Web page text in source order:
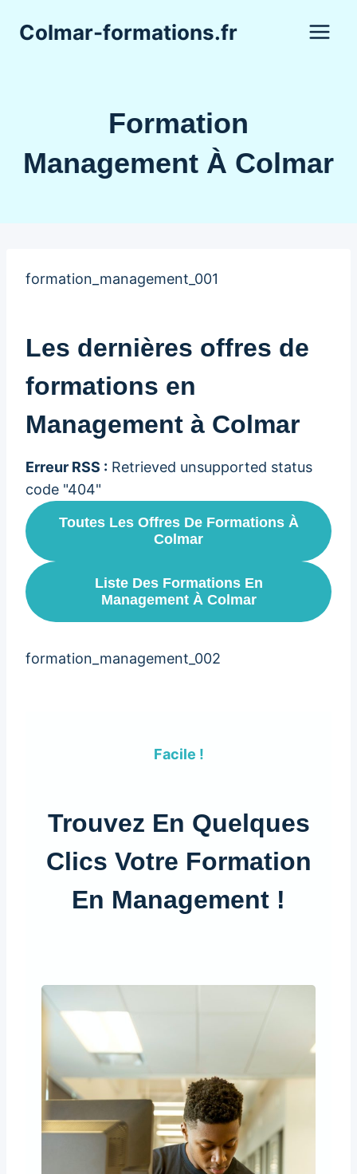
Colmar-formations.fr
Formation
Management À Colmar
formation_management_001
Les dernières offres de
formations en
Management à Colmar
Erreur RSS : Retrieved unsupported status
code "404"
Toutes Les Offres De Formations À
Colmar
Liste Des Formations En
Management À Colmar
formation_management_002
Facile !
Trouvez En Quelques
Clics Votre Formation
En Management !